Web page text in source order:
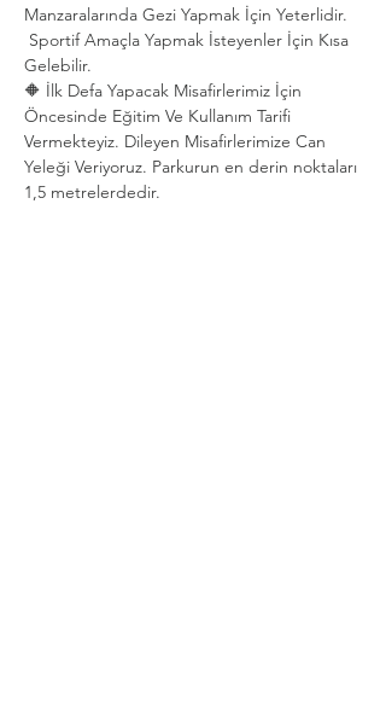
Manzaralarında Gezi Yapmak İçin Yeterlidir.
Sportif Amaçla Yapmak İsteyenler İçin Kısa
Gelebilir.
🔶 İlk Defa Yapacak Misafirlerimiz İçin
Öncesinde Eğitim Ve Kullanım Tarifi
Vermekteyiz. Dileyen Misafirlerimize Can
Yeleği Veriyoruz. Parkurun en derin noktaları
1,5 metrelerdedir.